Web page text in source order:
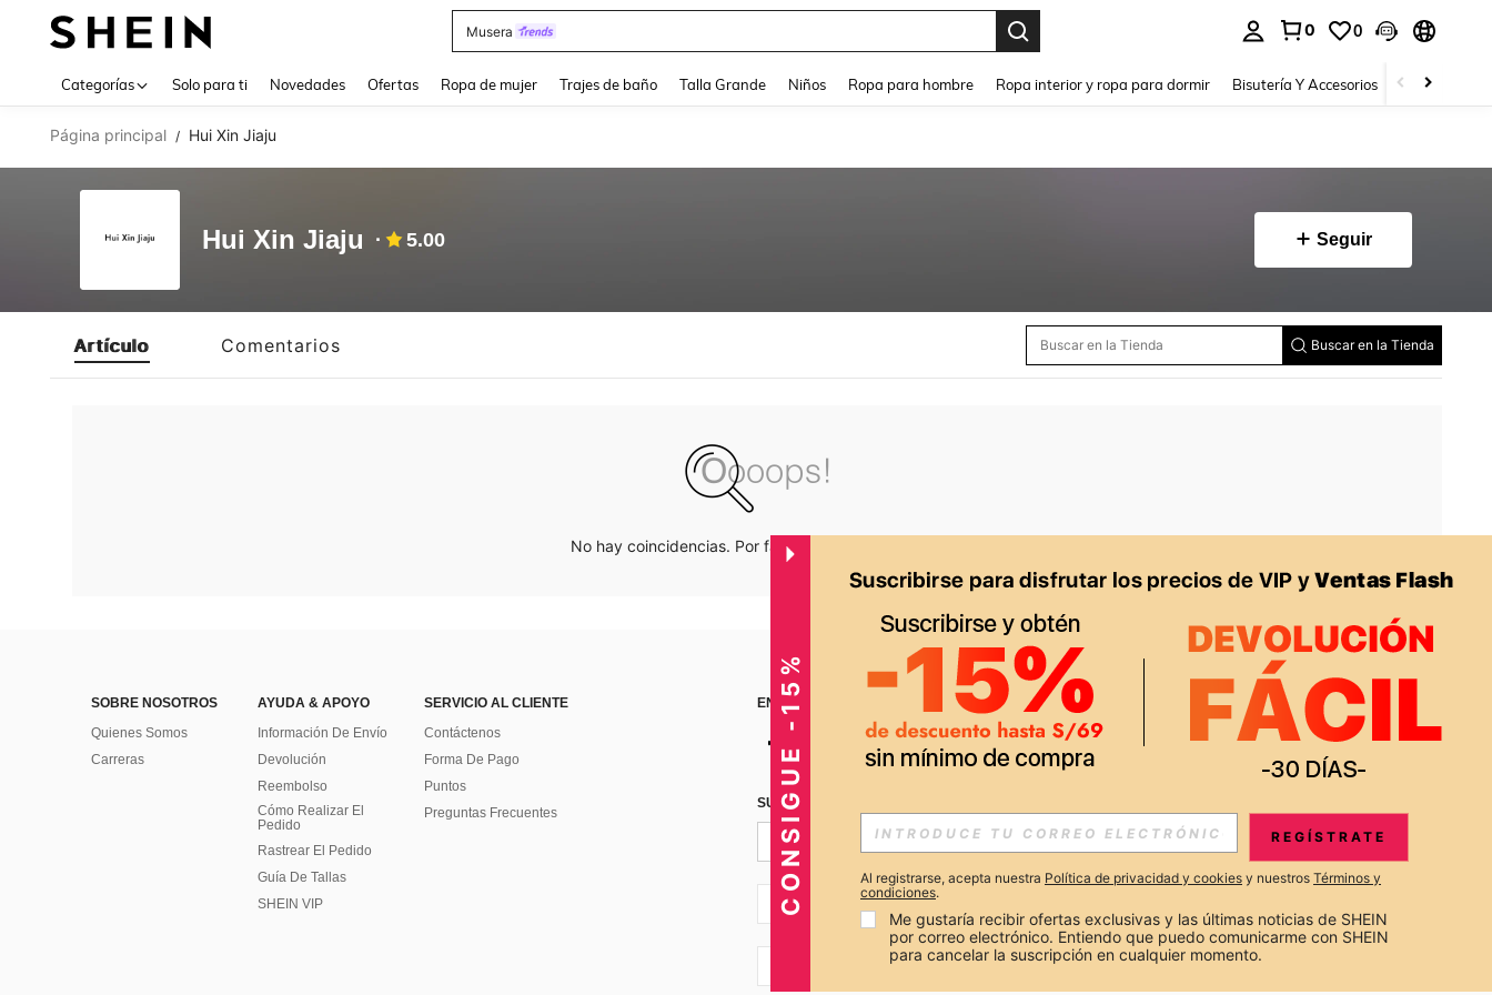
Musera
0 0
Categorías Solo para ti Novedades Ofertas Ropa de mujer Trajes de baño Talla Grande Niños Ropa para hombre Ropa interior y ropa para dormir Bisutería Y Accesorios Zapatos
Página principal / Hui Xin Jiaju
Hui Xin Jiaju 5.00 Seguir
Artículo Comentarios Buscar en la Tienda
No hay coincidencias. Por favor inténtalo de nuevo.
SOBRE NOSOTROS
Quienes Somos
Carreras
AYUDA & APOYO
Información De Envío
Devolución
Reembolso
Cómo Realizar El
Pedido
Rastrear El Pedido
Guía De Tallas
SHEIN VIP
SERVICIO AL CLIENTE
Contáctenos
Forma De Pago
Puntos
Preguntas Frecuentes
ENCUÉNTRANOS EN APP
SUSCRÍBETE PARA RECIBIR OFERTAS EXCLUSIVAS, PROMOCIONES Y NOTICIAS DE SHEIN
Suscribir
PE + 51
CONSIGUE -15% REGÍSTRATE
Al registrarse, acepta nuestra Política de privacidad y cookies y nuestros Términos y
condiciones.
Me gustaría recibir ofertas exclusivas y las últimas noticias de SHEIN
por correo electrónico. Entiendo que puedo comunicarme con SHEIN
para cancelar la suscripción en cualquier momento.